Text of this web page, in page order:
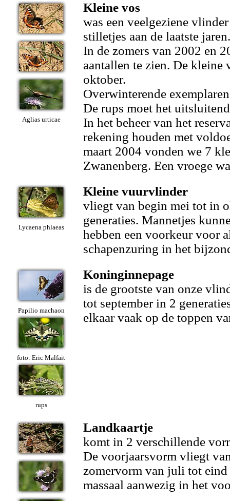
Aglias urticae
Kleine vos
was een veelgeziene
stilletjes aan de laatste jaren.
In de zomers van 2002 en
aantallen te zien. De
oktober.
Overwinterende
De rups moet het
In het beheer van het
rekening houden met
maart 2004 vonden we 7
Zwanenberg. Een vroege
Lycaena phlaeas
Kleine vuurvlinder
vliegt van begin mei tot in
generaties. Mannetjes
hebben een voorkeur voor
schapenzuring in het
Papilio machaon
foto: Eric Malfait
rups
Koninginnepage
is de grootste van onze
tot september in 2
elkaar vaak op de toppen
Landkaartje
komt in 2 verschillende
De voorjaarsvorm vliegt
zomervorm van juli tot eind
massaal aanwezig in het